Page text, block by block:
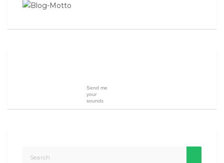
Send me
your
sounds